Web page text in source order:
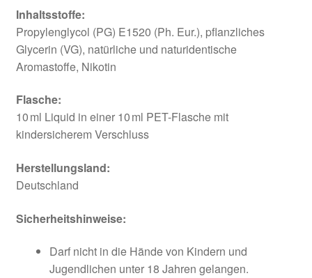
Inhaltsstoffe:
Propylenglycol (PG) E1520 (Ph. Eur.), pflanzliches
Glycerin (VG), natürliche und naturidentische
Aromastoffe, Nikotin
Flasche:
10 ml Liquid in einer 10 ml PET-Flasche mit
kindersicherem Verschluss
Herstellungsland:
Deutschland
Sicherheitshinweise:
Darf nicht in die Hände von Kindern und
Jugendlichen unter 18 Jahren gelangen.